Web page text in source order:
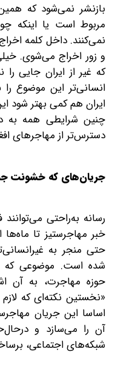
بازنشر نمی‌شود که
مربوط است یا اینکه
نمی‌کنند. داخل کلمه
و زور اخراج می‌شوی.
که غیر از ایران جایی
انسانی‌تر این موضوع
ایران هم کمی بهتر
چنین شرایطی همه به
دسترس‌تر از مهاجرهای
جریان‌های که خشونت
رسانه به‌راحتی
خبر مهاجرستیز تا
حتی منجر به
شده است. موضوعی که
حوزه مهاجرت، به آن
«نخستین نکته‌ای که
اساسا این جریان
آن را می‌سازد و
شبکه‌های اجتماعی،